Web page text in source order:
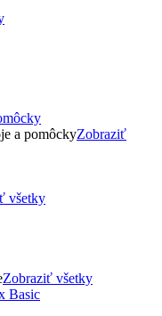
a pomôckyZobraziť
všetky
Zobraziť všetky